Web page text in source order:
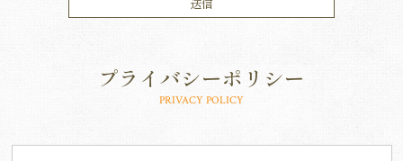
プライバシーポリシー
PRIVACY POLICY